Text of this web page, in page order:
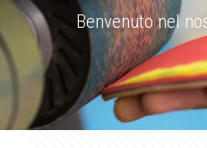
Benvenuto nel